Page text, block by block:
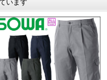
います